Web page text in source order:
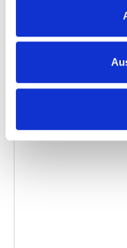
Kategorie:Product
erlauben
Video